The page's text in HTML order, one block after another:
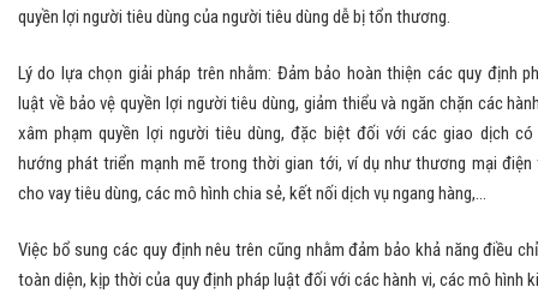
quyền lợi người tiêu dùng của người tiêu dùng dễ bị tổn thương.
Lý do lựa chọn giải pháp trên nhằm: Đảm bảo hoàn thiện các quy định
luật về bảo vệ quyền lợi người tiêu dùng, giảm thiểu và ngăn chặn các
xâm phạm quyền lợi người tiêu dùng, đặc biệt đối với các giao dịch có
hướng phát triển mạnh mẽ trong thời gian tới, ví dụ như thương mại điện
cho vay tiêu dùng, các mô hình chia sẻ, kết nối dịch vụ ngang hàng,...
Việc bổ sung các quy định nêu trên cũng nhằm đảm bảo khả năng điều
toàn diện, kịp thời của quy định pháp luật đối với các hành vi, các mô hình